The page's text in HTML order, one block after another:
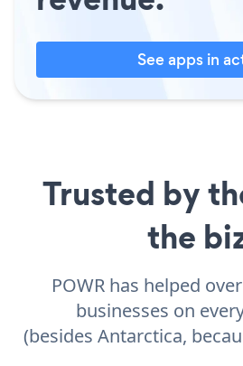
See apps in
Trusted by
the
POWR has helped
businesses on
(besides Antarctica,